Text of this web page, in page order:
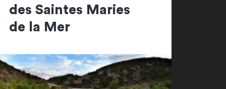
des Saintes Maries
de la Mer